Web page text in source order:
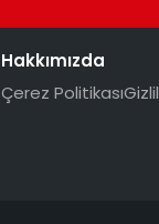
Hakkımızda
Çerez Politikası